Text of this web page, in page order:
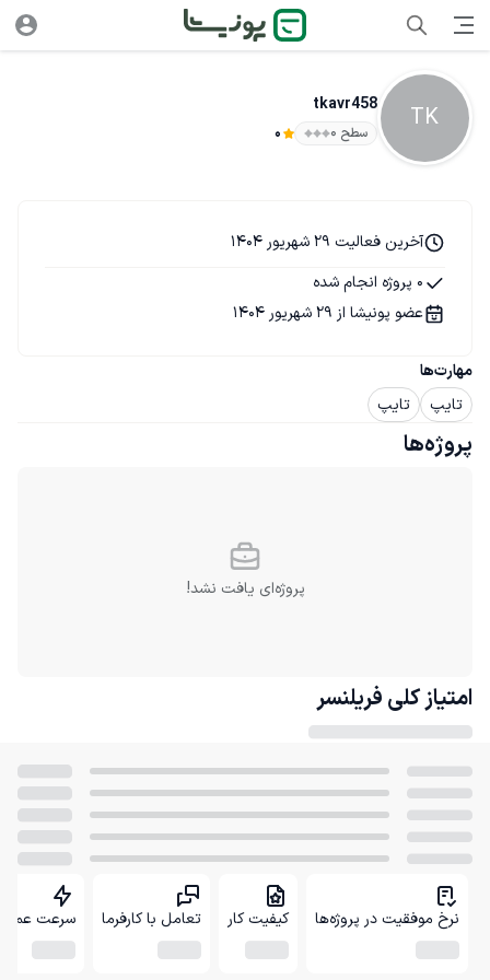
TK
tkavr458
سطح ۰ 0
مهارت‌ها
تایپ
تایپ
آخرین فعالیت 29 شهریور 1404
0 پروژه انجام شده
عضو پونیشا از 29 شهریور 1404
پروژه‌ها
پروژه‌ای یافت نشد!
امتیاز کلی فریلنسر
نرخ موفقیت در پروژه‌ها کیفیت کار تعامل با کارفرما سرعت عمل